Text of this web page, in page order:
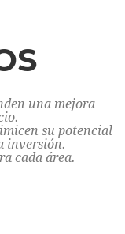
una mejora
su potencial
inversión.
cada área.